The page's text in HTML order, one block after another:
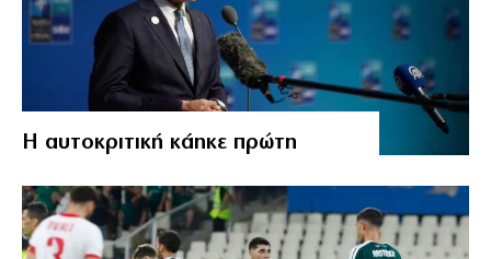
Η αυτοκριτική κάηκε πρώτη